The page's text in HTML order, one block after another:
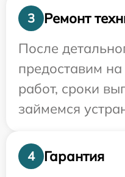
3
Ремонт
После
предоставим
работ, сроки
займемся
4
Гарантия